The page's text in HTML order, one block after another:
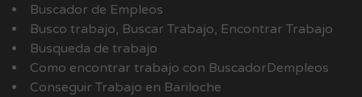
Buscador de Empleos
Busco trabajo, Buscar Trabajo, Encontrar Trabajo
Busqueda de trabajo
Como encontrar trabajo con BuscadorDempleos
Conseguir Trabajo en Bariloche